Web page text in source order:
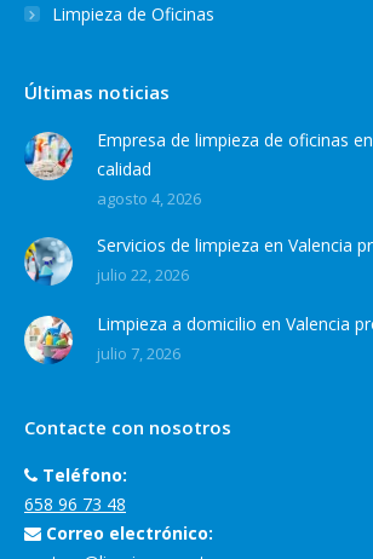
Limpieza de Oficinas
Últimas noticias
Empresa de limpieza de oficinas
calidad
agosto 4, 2026
Servicios de limpieza en Valencia
julio 22, 2026
Limpieza a domicilio en Valencia
julio 7, 2026
Contacte con nosotros
Teléfono:
658 96 73 48
Correo electrónico: